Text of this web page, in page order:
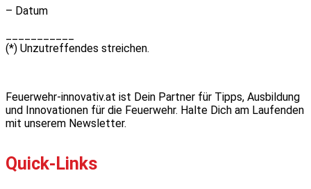
– Datum
(*) Unzutreffendes streichen.
Feuerwehr-innovativ.at ist Dein Partner für Tipps, Ausbildung
und Innovationen für die Feuerwehr. Halte Dich am Laufenden
mit unserem Newsletter.
Quick-Links